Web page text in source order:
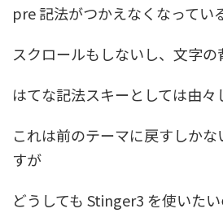
pre 記法がつかえなくなってい
スクロールもしないし、文字の
はてな記法スキーとしては由
これは前のテーマに戻すしか
すが
どうしても Stinger3 を使いた